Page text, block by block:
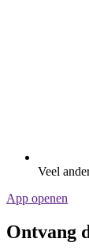
Veel
App openen
Ontvang